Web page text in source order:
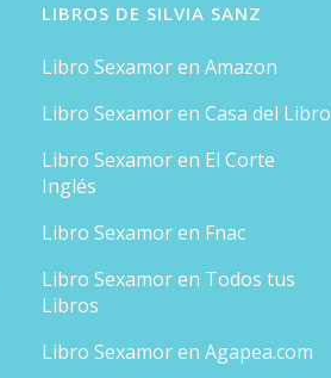
LIBROS DE SILVIA SANZ
Libro Sexamor en Amazon
Libro Sexamor en Casa del Libro
Libro Sexamor en El Corte
Inglés
Libro Sexamor en Fnac
Libro Sexamor en Todos tus
Libros
Libro Sexamor en Agapea.com